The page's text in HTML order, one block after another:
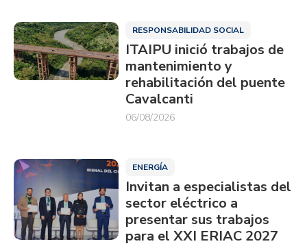
RESPONSABILIDAD SOCIAL
ITAIPU inició trabajos de
mantenimiento y
rehabilitación del puente
Cavalcanti
06/08/2026
ENERGÍA
Invitan a especialistas del
sector eléctrico a
presentar sus trabajos
para el XXI ERIAC 2027